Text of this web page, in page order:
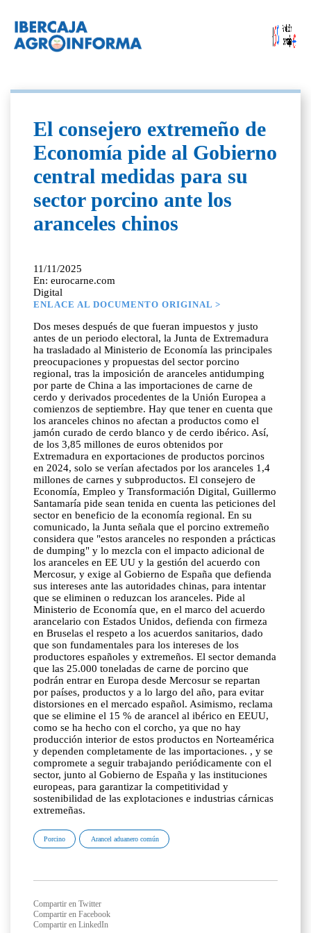
El consejero extremeño de
Economía pide al Gobierno
central medidas para su
sector porcino ante los
aranceles chinos
11/11/2025
En: eurocarne.com
Digital
ENLACE AL DOCUMENTO ORIGINAL >
Dos meses después de que fueran impuestos y justo
antes de un periodo electoral, la Junta de Extremadura
ha trasladado al Ministerio de Economía las principales
preocupaciones y propuestas del sector porcino
regional, tras la imposición de aranceles antidumping
por parte de China a las importaciones de carne de
cerdo y derivados procedentes de la Unión Europea a
comienzos de septiembre. Hay que tener en cuenta que
los aranceles chinos no afectan a productos como el
jamón curado de cerdo blanco y de cerdo ibérico. Así,
de los 3,85 millones de euros obtenidos por
Extremadura en exportaciones de productos porcinos
en 2024, solo se verían afectados por los aranceles 1,4
millones de carnes y subproductos. El consejero de
Economía, Empleo y Transformación Digital, Guillermo
Santamaría pide sean tenida en cuenta las peticiones del
sector en beneficio de la economía regional. En su
comunicado, la Junta señala que el porcino extremeño
considera que "estos aranceles no responden a prácticas
de dumping" y lo mezcla con el impacto adicional de
los aranceles en EE UU y la gestión del acuerdo con
Mercosur, y exige al Gobierno de España que defienda
sus intereses ante las autoridades chinas, para intentar
que se eliminen o reduzcan los aranceles. Pide al
Ministerio de Economía que, en el marco del acuerdo
arancelario con Estados Unidos, defienda con firmeza
en Bruselas el respeto a los acuerdos sanitarios, dado
que son fundamentales para los intereses de los
productores españoles y extremeños. El sector demanda
que las 25.000 toneladas de carne de porcino que
podrán entrar en Europa desde Mercosur se repartan
por países, productos y a lo largo del año, para evitar
distorsiones en el mercado español. Asimismo, reclama
que se elimine el 15 % de arancel al ibérico en EEUU,
como se ha hecho con el corcho, ya que no hay
producción interior de estos productos en Norteamérica
y dependen completamente de las importaciones. , y se
compromete a seguir trabajando periódicamente con el
sector, junto al Gobierno de España y las instituciones
europeas, para garantizar la competitividad y
sostenibilidad de las explotaciones e industrias cárnicas
extremeñas.
Porcino Arancel aduanero común
Compartir en Twitter
Compartir en Facebook
Compartir en LinkedIn